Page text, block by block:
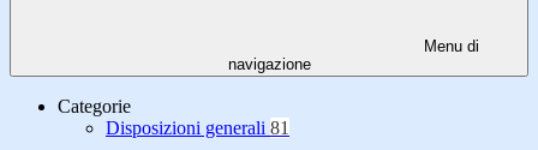
Menu di
navigazione
Categorie
Disposizioni generali 81